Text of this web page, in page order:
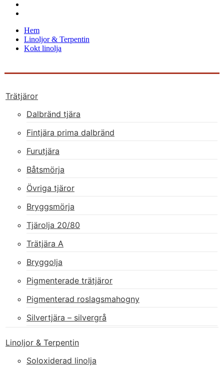
Hem
Linoljor & Terpentin
Kokt linolja
Trätjäror
Dalbränd tjära
Fintjära prima dalbränd
Furutjära
Båtsmörja
Övriga tjäror
Bryggsmörja
Tjärolja 20/80
Trätjära A
Bryggolja
Pigmenterade trätjäror
Pigmenterad roslagsmahogny
Silvertjära – silvergrå
Linoljor & Terpentin
Soloxiderad linolja